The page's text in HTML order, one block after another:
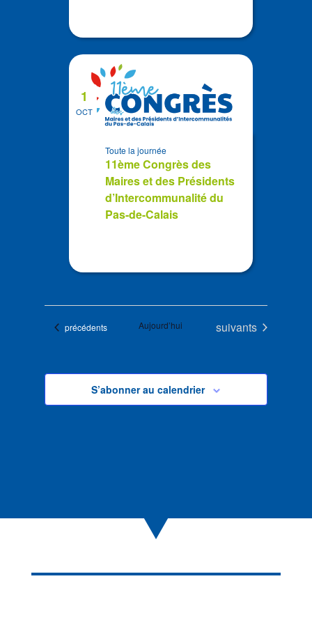
OCT
1
11ème Congrès des
Maires et des Présidents
d’Intercommunalité du
Pas-de-Calais
Toute la journée
Évènements
précédents Aujourd’hui Évènements
suivants
S’abonner au calendrier